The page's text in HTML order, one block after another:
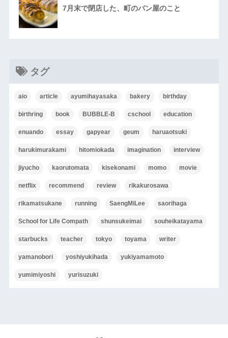
7月末で閉店した、町のパン屋のこと
タグ
aio article ayumihayasaka bakery birthday
birthring book BUBBLE-B cschool education
enuando essay gapyear geum haruaotsuki
harukimurakami hitomiokada imagination interview
jiyucho kaorutomata kisekonami momo movie
netflix recommend review rikakurosawa
rikamatsukane running SaengMiLee saorihaga
School for Life Compath shunsukeimai souheikatayama
starbucks teacher tokyo toyama writer
yamanobori yoshiyukihada yukiyamamoto
yumimiyoshi yurisuzuki